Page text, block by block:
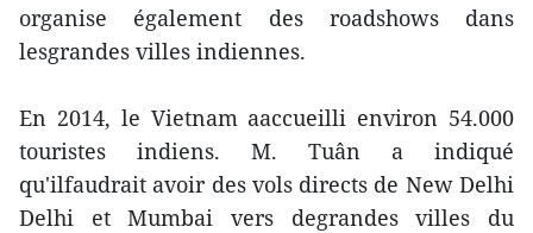
organise également des roadshows dans
lesgrandes villes indiennes.
En 2014, le Vietnam aaccueilli environ 54.000
touristes indiens. M. Tuân a indiqué
qu'ilfaudrait avoir des vols directs de New Delhi
Delhi et Mumbai vers degrandes villes du